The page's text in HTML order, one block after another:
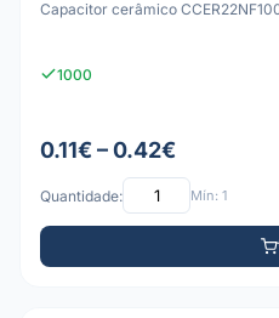
Capacitor cerâmico
1000
0.11€ – 0.42€
Quantidade: Mín: 1